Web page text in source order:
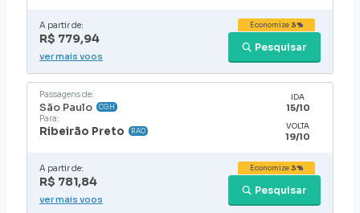
A partir de:
R$ 779,94
Pesquisar
Economize3%
ver mais voos
Passagens de:
São Paulo CGH
Para:
Ribeirão Preto RAO
IDA
15/10
VOLTA
19/10
A partir de:
R$ 781,84
Pesquisar
Economize3%
ver mais voos